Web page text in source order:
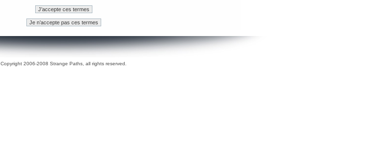
Copyright 2006-2008 Strange Paths, all rights reserved.